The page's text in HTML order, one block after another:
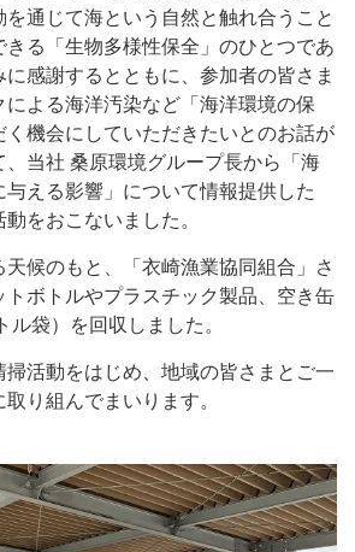
通じて海という自然と触れ合うこと
きる「生物多様性保全」のひとつであ
に感謝するとともに、参加者の皆さま
による海洋汚染など「海洋環境の保
く機会にしていただきたいとのお話が
、当社 桑原環境グループ長から「海
える影響」について情報提供した
をおこないました。
候のもと、「衣崎漁業協同組合」さ
トボトルやプラスチック製品、空き缶
ル袋）を回収しました。
活動をはじめ、地域の皆さまとご一
り組んでまいります。